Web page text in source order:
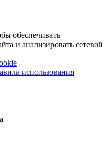
обеспечивать
и анализировать сетевой
использования